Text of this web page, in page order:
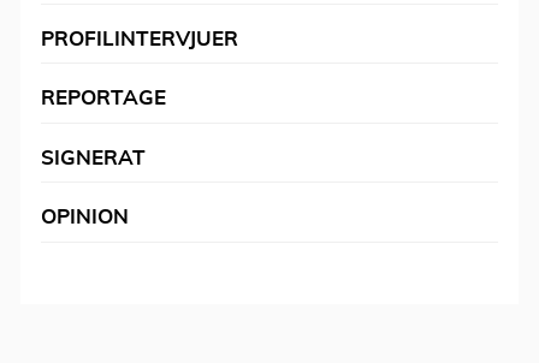
PROFILINTERVJUER
REPORTAGE
SIGNERAT
OPINION